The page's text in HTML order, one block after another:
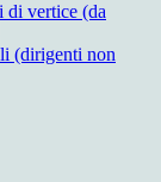
di vertice (da
(dirigenti non